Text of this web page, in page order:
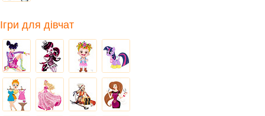
Ігри для дівчат